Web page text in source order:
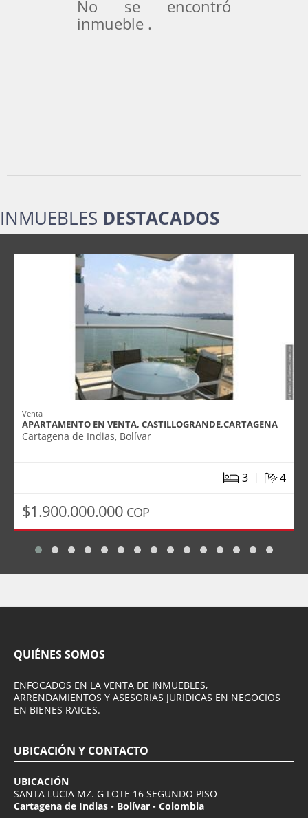
No se encontró
inmueble .
INMUEBLES DESTACADOS
Venta
APARTAMENTO EN VENTA, CASTILLOGRANDE,CARTAGENA
Cartagena de Indias, Bolívar
3 | 4
$1.900.000.000 COP
QUIÉNES SOMOS
ENFOCADOS EN LA VENTA DE INMUEBLES,
ARRENDAMIENTOS Y ASESORIAS JURIDICAS EN NEGOCIOS
EN BIENES RAICES.
UBICACIÓN Y CONTACTO
UBICACIÓN
SANTA LUCIA MZ. G LOTE 16 SEGUNDO PISO
Cartagena de Indias - Bolívar - Colombia